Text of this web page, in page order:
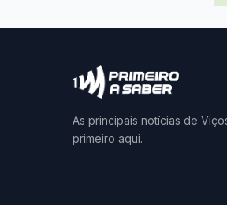
As principais notícias de
primeiro aqui.